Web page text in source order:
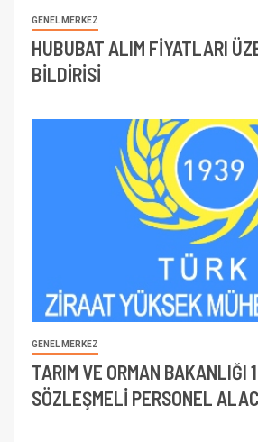
GENEL MERKEZ
HUBUBAT ALIM FİYATLARI
BİLDİRİSİ
GENEL MERKEZ
TARIM VE ORMAN BAKANLIĞI
SÖZLEŞMELİ PERSONEL